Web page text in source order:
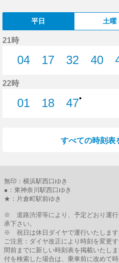
平日 土曜
21時
04
17
32
40
22時
01
18
47●
すべての時刻表
無印：横浜駅西口ゆき
●：東神奈川駅西口ゆき
★：片倉町駅前ゆき
※ 道路渋滞等により、予定どおり運行
承下さい。
※ 祝日は休日ダイヤで運行いたします
ご注意：ダイヤ改正により時刻を変更
間前までに新しい時刻表を掲載いたし
付を検索した場合は、乗車前に改めて